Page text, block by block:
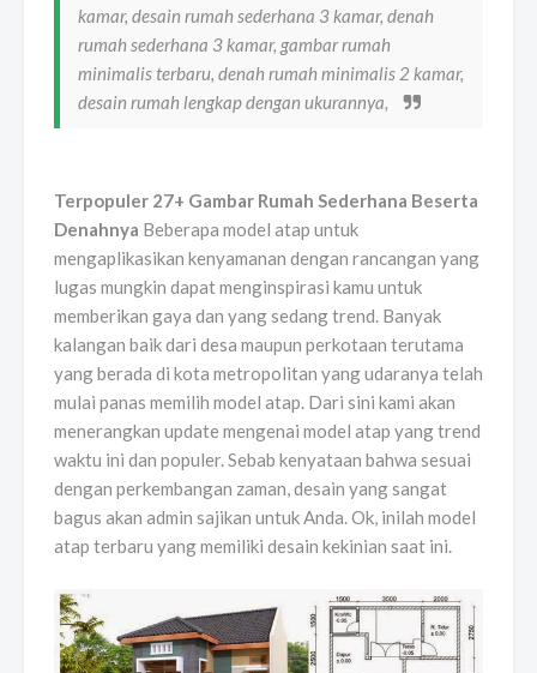
kamar, desain rumah sederhana 3 kamar, denah
rumah sederhana 3 kamar, gambar rumah
minimalis terbaru, denah rumah minimalis 2 kamar,
desain rumah lengkap dengan ukurannya,
Terpopuler 27+ Gambar Rumah Sederhana Beserta
Denahnya Beberapa model atap untuk
mengaplikasikan kenyamanan dengan rancangan yang
lugas mungkin dapat menginspirasi kamu untuk
memberikan gaya dan yang sedang trend. Banyak
kalangan baik dari desa maupun perkotaan terutama
yang berada di kota metropolitan yang udaranya telah
mulai panas memilih model atap. Dari sini kami akan
menerangkan update mengenai model atap yang trend
waktu ini dan populer. Sebab kenyataan bahwa sesuai
dengan perkembangan zaman, desain yang sangat
bagus akan admin sajikan untuk Anda. Ok, inilah model
atap terbaru yang memiliki desain kekinian saat ini.